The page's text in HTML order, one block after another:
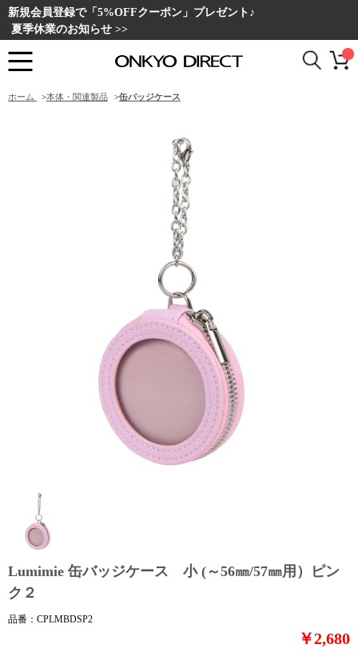
新規会員登録で「5%OFFクーポン」プレゼント♪
夏季休業のお知らせ >>
ホーム >本体・関連製品 >缶バッジケース
Lumimie 缶バッジケース 小 (～56㎜/57㎜用）ピン
ク２
品番：CPLMBDSP2
￥2,680